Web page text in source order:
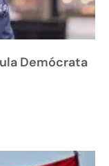
Demócrata